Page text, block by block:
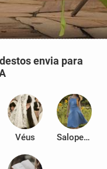
envia para
Véus Salopetes